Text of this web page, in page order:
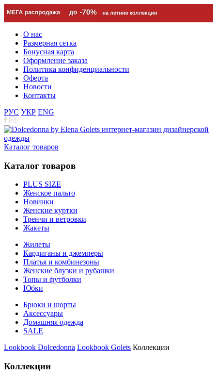
О нас
Размерная сетка
Бонусная карта
Оформление заказа
Политика конфиденциальности
Оферта
Новости
Контакты
РУС УКР ENG
Каталог товаров
Каталог товаров
PLUS SIZE
Женское пальто
Новинки
Женские куртки
Тренчи и ветровки
Жакеты
Жилеты
Кардиганы и джемперы
Платья и комбинезоны
Женские блузки и рубашки
Топы и футболки
Юбки
Брюки и шорты
Аксессуары
Домашняя одежда
SALE
Lookbook Dolcedonna Lookbook Golets Коллекции
Коллекции